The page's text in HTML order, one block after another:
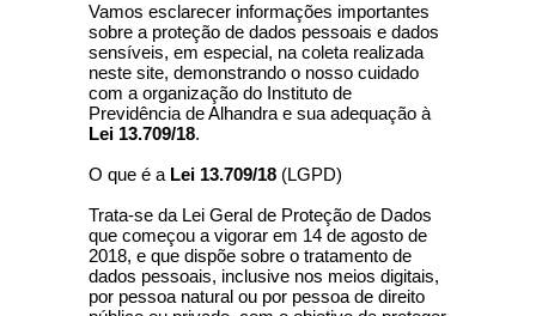
Vamos esclarecer informações importantes
sobre a proteção de dados pessoais e dados
sensíveis, em especial, na coleta realizada
neste site, demonstrando o nosso cuidado
com a organização do Instituto de
Previdência de Alhandra e sua adequação à
Lei 13.709/18.
O que é a Lei 13.709/18 (LGPD)
Trata-se da Lei Geral de Proteção de Dados
que começou a vigorar em 14 de agosto de
2018, e que dispõe sobre o tratamento de
dados pessoais, inclusive nos meios digitais,
por pessoa natural ou por pessoa de direito